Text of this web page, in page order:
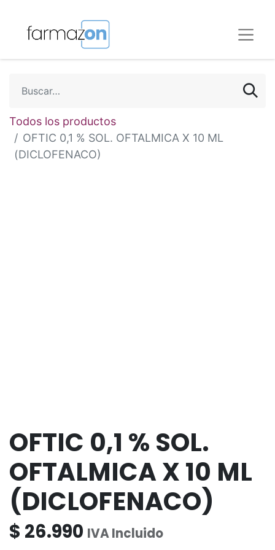
Todos los productos
OFTIC 0,1 % SOL. OFTALMICA X 10 ML
(DICLOFENACO)
OFTIC 0,1 % SOL.
OFTALMICA X 10 ML
(DICLOFENACO)
$ 26.990 IVA Incluido